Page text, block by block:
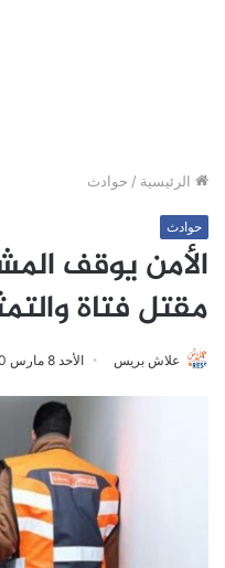
الرئيسية / حوادث
حوادث
الأمن يوقف
مقتل فتاة
علاش بريس الأحد 8 مارس 2020